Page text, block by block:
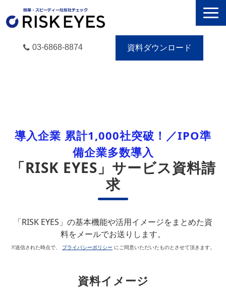
03-6868-8874 資料ダウンロード
セミナー／イベント
eBooks
お役立ち情報
無料トライアル
導入企業 累計1,000社突破！／IPO準
備企業多数導入
「RISK EYES」サービス資料請
求
「RISK EYES」の基本機能や活用イメージをまとめた資
料をメールでお送りします。
※送信された時点で、 プライバシーポリシー にご同意いただいたものとさせて頂きます。
資料イメージ